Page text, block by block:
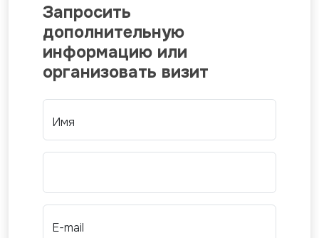
Запросить
дополнительную
информацию или
организовать визит
Имя
E-mail